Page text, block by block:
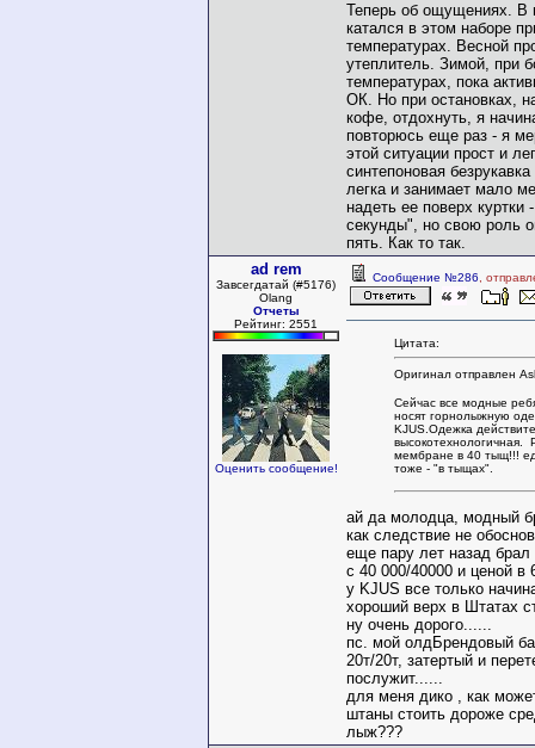
Теперь об ощущениях. В
катался в этом наборе
температурах. Весной
утеплитель. Зимой, при
температурах, пока
ОК. Но при остановках,
кофе, отдохнуть, я
повторюсь еще раз - я
этой ситуации прост и
синтепоновая
легка и занимает мало
надеть ее поверх куртки
секунды", но свою роль
пять. Как то так.
ad rem
Завсегдатай (#5176)
Olang
Отчеты
Рейтинг: 2551
Оценить сообщение!
Сообщение №286 ,
Цитата:
Оригинал отправлен
Сейчас все модные
носят горнолыжную
KJUS.Одежка
высокотехнологичная.
мембране в 40 тыщ!!!
тоже - "в тыщах".
ай да молодца, модный
как следствие не
еще пару лет назад брал
с 40 000/40000 и ценой в
у KJUS все только
хороший верх в Штатах
ну очень дорого......
пс. мой олдБрендовый
20т/20т, затертый и
послужит......
для меня дико , как
штаны стоить дороже
лыж???